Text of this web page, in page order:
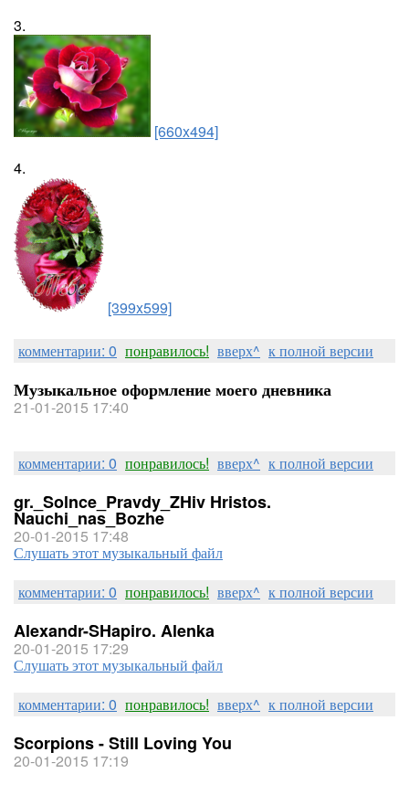
3.
[660x494]
4.
[399x599]
комментарии: 0 понравилось! вверх^ к полной версии
Музыкальное оформление моего дневника
21-01-2015 17:40
комментарии: 0 понравилось! вверх^ к полной версии
gr._Solnce_Pravdy_ZHiv Hristos.
Nauchi_nas_Bozhe
20-01-2015 17:48
Слушать этот музыкальный файл
комментарии: 0 понравилось! вверх^ к полной версии
Alexandr-SHapiro. Alenka
20-01-2015 17:29
Слушать этот музыкальный файл
комментарии: 0 понравилось! вверх^ к полной версии
Scorpions - Still Loving You
20-01-2015 17:19